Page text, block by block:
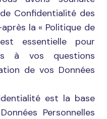
Confidentialité des
la « Politique de
essentielle pour
à vos questions
de vos Données
est la base
Personnelles